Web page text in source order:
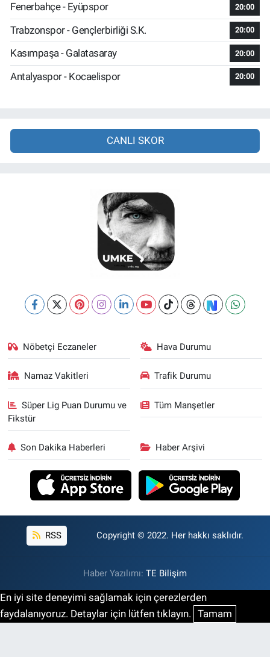
Fenerbahçe - Eyüpspor 20:00
Trabzonspor - Gençlerbirliği S.K. 20:00
Kasımpaşa - Galatasaray 20:00
Antalyaspor - Kocaelispor 20:00
CANLI SKOR
Nöbetçi Eczaneler Hava Durumu
Namaz Vakitleri Trafik Durumu
Süper Lig Puan Durumu ve
Fikstür
Tüm Manşetler
Son Dakika Haberleri Haber Arşivi
RSS Copyright © 2022. Her hakkı saklıdır.
Haber Yazılımı: TE Bilişim
En iyi site deneyimi sağlamak için çerezlerden
faydalanıyoruz. Detaylar için lütfen tıklayın. Tamam